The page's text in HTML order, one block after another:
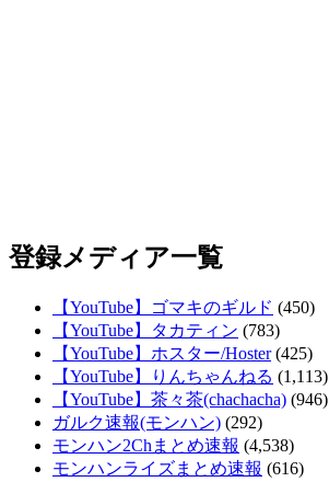
登録メディア一覧
【YouTube】ゴマキのギルド (450)
【YouTube】タカティン (783)
【YouTube】ホスター/Hoster(425)
【YouTube】りんちゃんねる (1,113)
【YouTube】茶々茶(chachacha) (946)
ガルク速報(モンハン) (292)
モンハン2Chまとめ速報 (4,538)
モンハンライズまとめ速報 (616)